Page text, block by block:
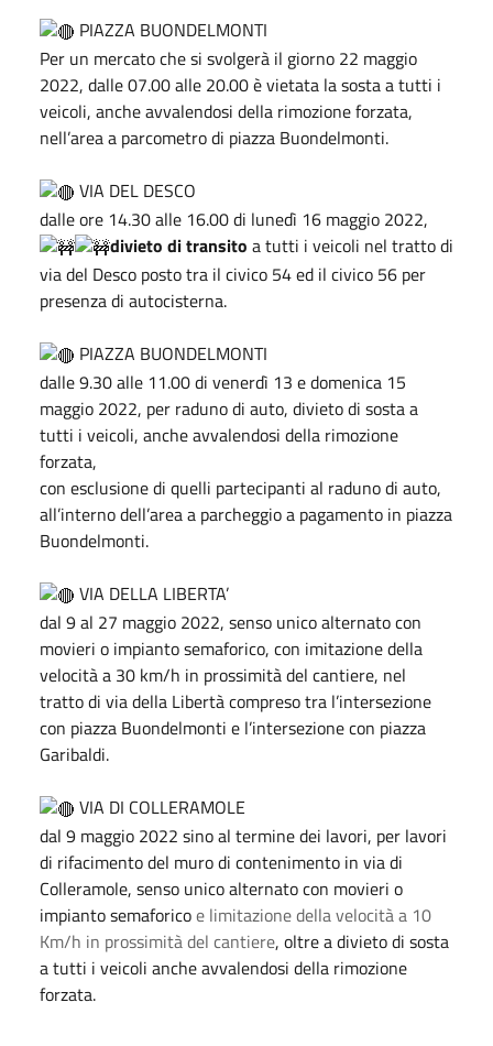
PIAZZA BUONDELMONTI
Per un mercato che si svolgerà il giorno 22 maggio
2022, dalle 07.00 alle 20.00 è vietata la sosta a tutti i
veicoli, anche avvalendosi della rimozione forzata,
nell’area a parcometro di piazza Buondelmonti.
VIA DEL DESCO
dalle ore 14.30 alle 16.00 di lunedì 16 maggio 2022,
divieto di transito a tutti i veicoli nel tratto di
via del Desco posto tra il civico 54 ed il civico 56 per
presenza di autocisterna.
PIAZZA BUONDELMONTI
dalle 9.30 alle 11.00 di venerdì 13 e domenica 15
maggio 2022, per raduno di auto, divieto di sosta a
tutti i veicoli, anche avvalendosi della rimozione
forzata,
con esclusione di quelli partecipanti al raduno di auto,
all’interno dell’area a parcheggio a pagamento in piazza
Buondelmonti.
VIA DELLA LIBERTA’
dal 9 al 27 maggio 2022, senso unico alternato con
movieri o impianto semaforico, con imitazione della
velocità a 30 km/h in prossimità del cantiere, nel
tratto di via della Libertà compreso tra l’intersezione
con piazza Buondelmonti e l’intersezione con piazza
Garibaldi.
VIA DI COLLERAMOLE
dal 9 maggio 2022 sino al termine dei lavori, per lavori
di rifacimento del muro di contenimento in via di
Colleramole, senso unico alternato con movieri o
impianto semaforicoe limitazione della velocità a 10
Km/h in prossimità del cantiere, oltre a divieto di sosta
a tutti i veicoli anche avvalendosi della rimozione
forzata.